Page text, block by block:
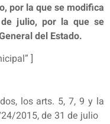
por la que se modifica
julio, por la que se
del Estado.
]
los arts. 5, 7, 9 y la
2015, de 31 de julio